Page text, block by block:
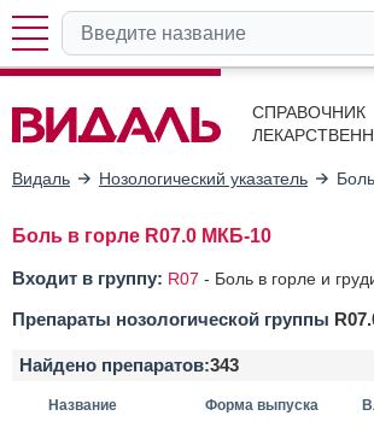
СПРАВОЧНИК
Видаль Нозологический указатель
Боль в горле R07.0 МКБ-10
Входит в группу: R07 - Боль в горле и
Препараты нозологической группы
Найдено препаратов:343
Название Форма выпуска